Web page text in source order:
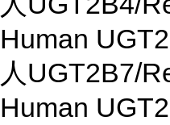
Human
人UGT2B7/
Human